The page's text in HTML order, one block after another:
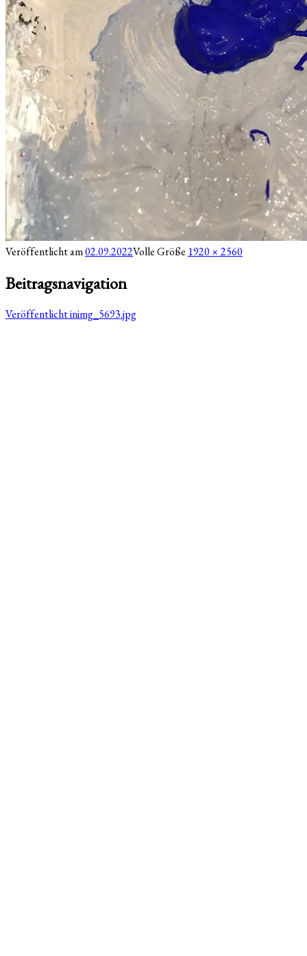
Veröffentlicht am02.09.2022Volle Größe 1920 × 2560
Beitragsnavigation
Veröffentlicht inimg_5693.jpg